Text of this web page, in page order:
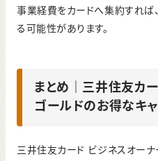
事業経費をカードへ集約すれば
る可能性があります。
まとめ｜三井住友カ
ゴールドのお得なキ
三井住友カード ビジネスオー